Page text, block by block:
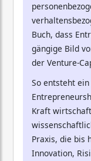
Buch, dass
gängige Bild
der Venture-
So entsteht
Kraft
Praxis, die bis
Innovation,